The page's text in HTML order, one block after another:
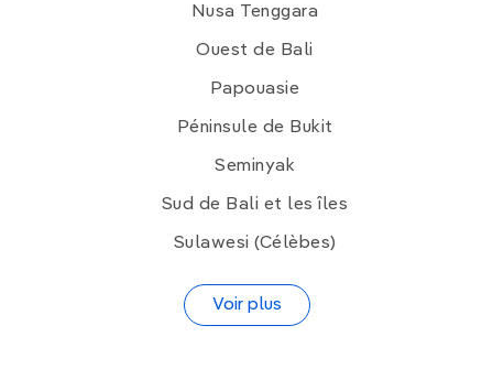
Nusa Tenggara
Ouest de Bali
Papouasie
Péninsule de Bukit
Seminyak
Sud de Bali et les îles
Sulawesi (Célèbes)
Voir plus